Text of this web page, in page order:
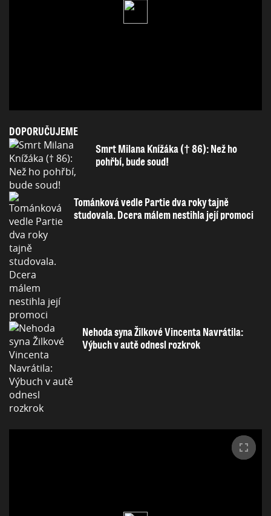
DOPORUČUJEME
Smrt Milana Knížáka († 86): Než ho
pohřbí, bude soud!
Tománková vedle Partie dva roky tajně
studovala. Dcera málem nestihla její promoci
Nehoda syna Žilkové Vincenta Navrátila:
Výbuch v autě odnesl rozkrok